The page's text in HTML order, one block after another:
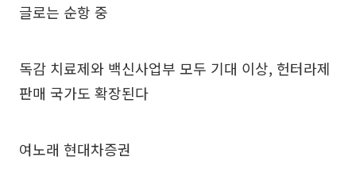
글로는 순항 중
독감 치료제와 백신사업부 모두 기대 이상, 헌터라제
판매 국가도 확장된다
여노래 현대차증권